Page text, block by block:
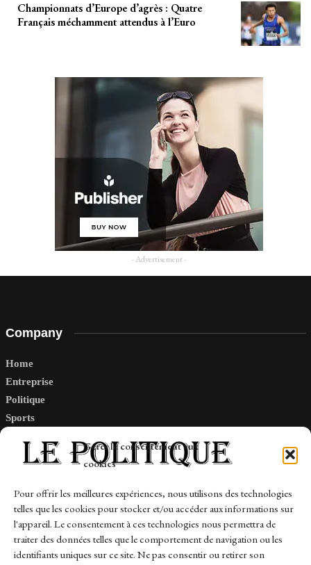
Gérer le consentement aux
cookies
Pour offrir les meilleures expériences, nous utilisons des technologies
telles que les cookies pour stocker et/ou accéder aux informations sur
l'appareil. Le consentement à ces technologies nous permettra de
traiter des données telles que le comportement de navigation ou les
identifiants uniques sur ce site. Ne pas consentir ou retirer son
Championnats d’Europe d’agrès : Quatre
Français méchamment attendus à l’Euro
- Advertisement -
Company
Home
Entreprise
Politique
Sports
Links
Contact